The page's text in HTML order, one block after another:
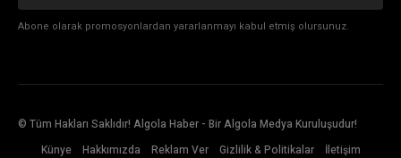
Abone olarak promosyonlardan yararlanmayı kabul etmiş olursunuz.
© Tüm Hakları Saklıdır! Algola Haber - Bir Algola Medya Kuruluşudur!
Künye
Hakkımızda Reklam Ver Gizlilik & Politikalar İletişim